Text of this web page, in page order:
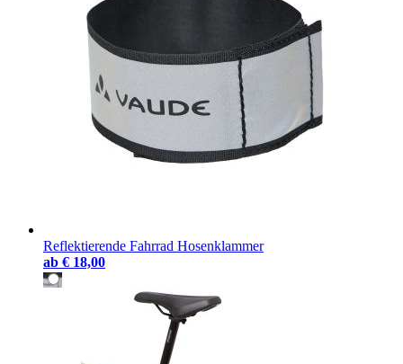
Reflektierende Fahrrad Hosenklammer
ab € 18,00